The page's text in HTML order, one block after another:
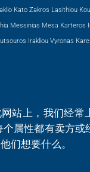
Kato Zakros Lasithiou
Messinias Mesa Karteros
Irakliou Vyronas
站上，我们经常
个属性都有卖方或
们想要什么。